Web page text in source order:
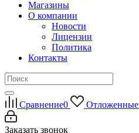
Магазины
О компании
Новости
Лицензии
Политика
Контакты
Сравнение0 Отложенные
Заказать звонок